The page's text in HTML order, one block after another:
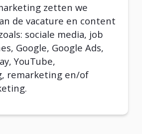
zetten we
de vacature en content
sociale media, job
Google, Google Ads,
YouTube,
remarketing en/of